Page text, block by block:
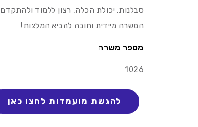
סבלנות, יכולת הכלה, רצון ללמוד ולהתקדם
המשרה מיידית וחובה להביא המלצות!
מספר משרה
1026